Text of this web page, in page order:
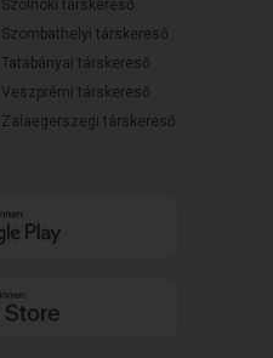
Szolnoki társkereső
Szombathelyi társkereső
Tatabányai társkereső
Veszprémi társkereső
Zalaegerszegi társkereső